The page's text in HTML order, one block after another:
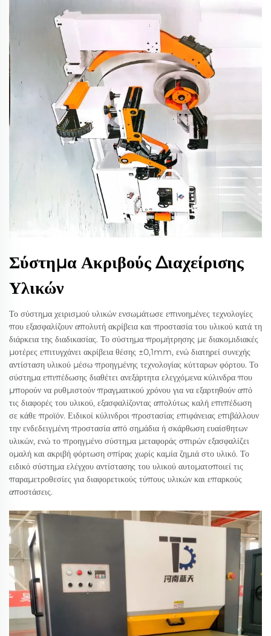
Σύστημα Ακριβούς Διαχείρισης
Υλικών
Το σύστημα χειρισμού υλικών ενσωμάτωσε επινοημένες τεχνολογίες
που εξασφαλίζουν απολυτή ακρίβεια και προστασία του υλικού κατά τη
διάρκεια της διαδικασίας. Το σύστημα προμήτρησης με διακομιδιακές
μοτέρες επιτυγχάνει ακρίβεια θέσης ±0,1mm, ενώ διατηρεί συνεχής
αντίσταση υλικού μέσω προηγμένης τεχνολογίας κύτταρων φόρτου. Το
σύστημα επιπέδωσης διαθέτει ανεξάρτητα ελεγχόμενα κύλινδρα που
μπορούν να ρυθμιστούν πραγματικού χρόνου για να εξαρτηθούν από
τις διαφορές του υλικού, εξασφαλίζοντας απολύτως καλή επιπέδωση
σε κάθε προϊόν. Ειδικοί κύλινδροι προστασίας επιφάνειας επιβάλλουν
την ενδεδειγμένη προστασία από σημάδια ή σκάρθωση ευαίσθητων
υλικών, ενώ το προηγμένο σύστημα μεταφοράς σπιρών εξασφαλίζει
ομαλή και ακριβή φόρτωση σπίρας χωρίς καμία ζημιά στο υλικό. Το
ειδικό σύστημα ελέγχου αντίστασης του υλικού αυτοματοποιεί τις
παραμετροθεσίες για διαφορετικούς τύπους υλικών και επαρκούς
αποστάσεις.